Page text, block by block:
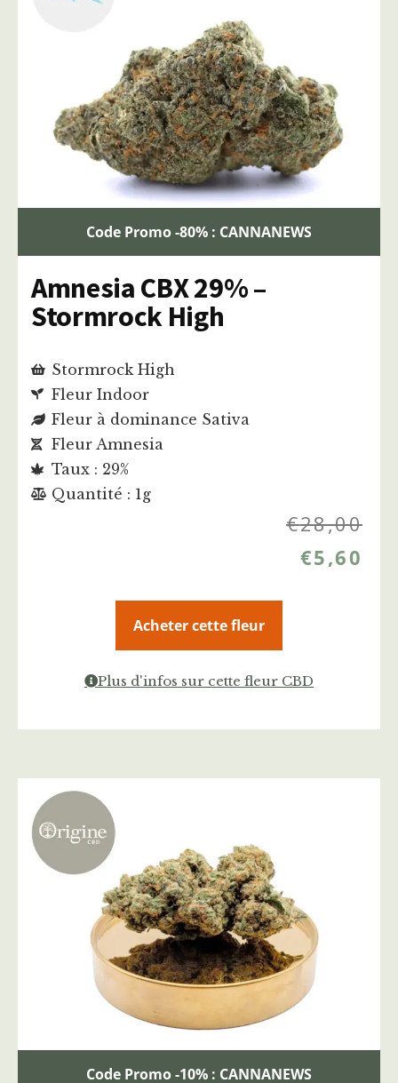
Code Promo -80% : CANNANEWS
Amnesia CBX 29% –
Stormrock High
Stormrock High
Fleur Indoor
Fleur à dominance Sativa
Fleur Amnesia
Taux : 29%
Quantité : 1g
€28,00
€5,60
Acheter cette fleur
Plus d'infos sur cette fleur CBD
Code Promo -10% : CANNANEWS